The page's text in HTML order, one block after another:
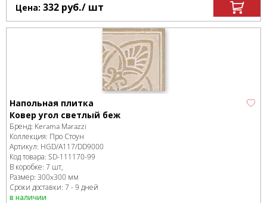
Цена: 332 руб./ шт
Напольная плитка
Ковер угол светлый беж
Бренд: Kerama Marazzi
Коллекция: Про Стоун
Артикул: HGD/A117/DD9000
Код товара: SD-111170-99
В коробке: 7 шт,
Размер: 300x300 мм
Сроки доставки: 7 - 9 дней
в наличии